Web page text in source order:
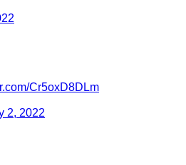
Cr5oxD8DLm
2, 2022